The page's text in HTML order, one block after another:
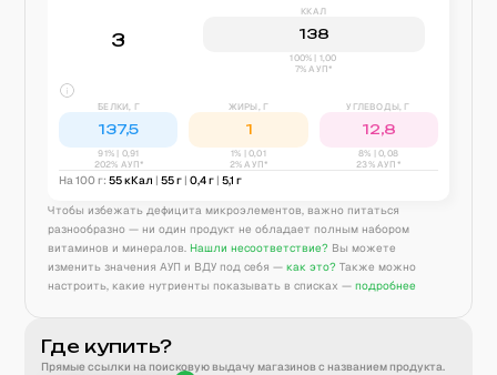
3
ККАЛ
138
100% | 1,00
7% АУП*
БЕЛКИ, Г
137,5
91% | 0,91
202% АУП*
ЖИРЫ, Г
1
1% |0,01
2% АУП*
УГЛЕВОДЫ, Г
12,8
8% |0,08
23% АУП*
На 100 г: 55кКал | 55г | 0,4г | 5,1 г
Чтобы избежать дефицита микроэлементов, важно питаться
разнообразно — ни один продукт не обладает полным набором
витаминов и минералов. Нашли несоответствие? Вы можете
изменить значения АУП и ВДУ под себя — как это? Также можно
настроить, какие нутриенты показывать в списках — подробнее
Где купить?
Прямые ссылки на поисковую выдачу магазинов с названием продукта.